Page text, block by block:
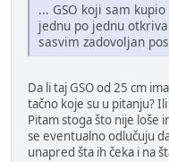
... GSO koji sam
jednu po jednu
sasvim zadovoljan
Da li taj GSO od 25 cm
tačno koje su u pitanju?
Pitam stoga što nije loše
se eventualno odlučuju
unapred šta ih čeka i na